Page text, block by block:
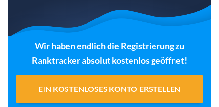
Wir haben endlich die Registrierung zu
Ranktracker absolut kostenlos geöffnet!
EIN KOSTENLOSES KONTO ERSTELLEN